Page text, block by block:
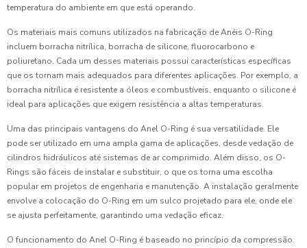
temperatura do ambiente em que está operando.
Os materiais mais comuns utilizados na fabricação de Anéis O-Ring
incluem borracha nitrílica, borracha de silicone, fluorocarbono e
poliuretano. Cada um desses materiais possui características específicas
que os tornam mais adequados para diferentes aplicações. Por exemplo, a
borracha nitrílica é resistente a óleos e combustíveis, enquanto o silicone é
ideal para aplicações que exigem resistência a altas temperaturas.
Uma das principais vantagens do Anel O-Ring é sua versatilidade. Ele
pode ser utilizado em uma ampla gama de aplicações, desde vedação de
cilindros hidráulicos até sistemas de ar comprimido. Além disso, os O-
Rings são fáceis de instalar e substituir, o que os torna uma escolha
popular em projetos de engenharia e manutenção. A instalação geralmente
envolve a colocação do O-Ring em um sulco projetado para ele, onde ele
se ajusta perfeitamente, garantindo uma vedação eficaz.
O funcionamento do Anel O-Ring é baseado no princípio da compressão.